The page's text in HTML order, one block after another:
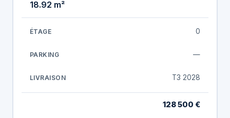
18.92 m²
0
—
T3 2028
128 500 €